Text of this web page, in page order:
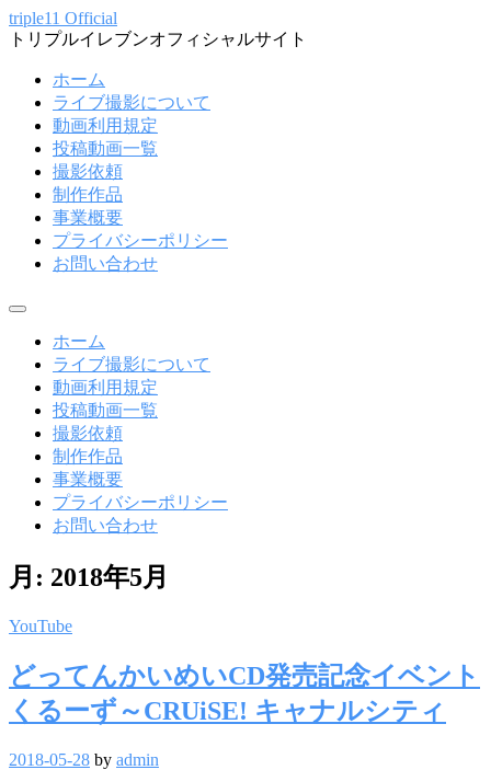
コ
ン
triple11 Official
トリプルイレブンオフィシャルサイト
ホーム
ライブ撮影について
動画利用規定
投稿動画一覧
撮影依頼
制作作品
事業概要
プライバシーポリシー
お問い合わせ
メ
ホーム
ライブ撮影について
動画利用規定
投稿動画一覧
撮影依頼
制作作品
事業概要
プライバシーポリシー
お問い合わせ
月: 2018年5月
YouTube
どってんかいめいCD発売記念イベント
くるーず～CRUiSE! キャナルシティ
2018-05-28 by admin